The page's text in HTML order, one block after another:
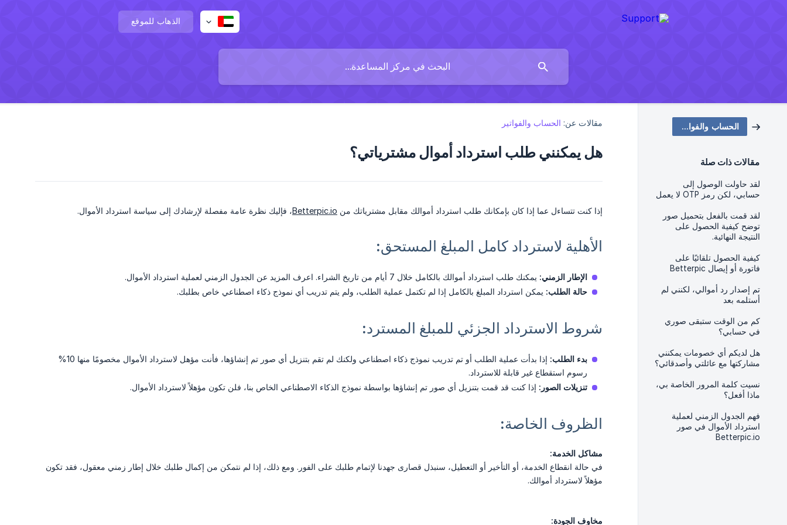
الذهاب للموقع
الحساب والفواتير
مقالات ذات صلة
لقد حاولت الوصول إلى
حسابي، لكن رمز OTP لا يعمل
لقد قمت بالفعل بتحميل صور
توضح كيفية الحصول على
النتيجة النهائية.
كيفية الحصول تلقائيًا على
فاتورة أو إيصال Betterpic
تم إصدار رد أموالي، لكنني لم
أستلمه بعد
كم من الوقت ستبقى صوري
في حسابي؟
هل لديكم أي خصومات يمكنني
مشاركتها مع عائلتي وأصدقائي؟
نسيت كلمة المرور الخاصة بي،
ماذا أفعل؟
فهم الجدول الزمني لعملية
استرداد الأموال في صور
Betterpic.io
مقالات عن: الحساب والفواتير
هل يمكنني طلب استرداد أموال مشترياتي؟
إذا كنت تتساءل عما إذا كان بإمكانك طلب استرداد أموالك مقابل مشترياتك من Betterpic.io، فإليك نظرة عامة مفصلة لإرشادك إلى سياسة استرداد الأموال.
الأهلية لاسترداد كامل المبلغ المستحق:
الإطار الزمني: يمكنك طلب استرداد أموالك بالكامل خلال 7 أيام من تاريخ الشراء. اعرف المزيد عن الجدول الزمني لعملية استرداد الأموال.
حالة الطلب: يمكن استرداد المبلغ بالكامل إذا لم تكتمل عملية الطلب، ولم يتم تدريب أي نموذج ذكاء اصطناعي خاص بطلبك.
شروط الاسترداد الجزئي للمبلغ المسترد:
بدء الطلب:
إذا بدأت عملية الطلب أو تم تدريب نموذج ذكاء اصطناعي ولكنك لم تقم بتنزيل أي صور تم إنشاؤها، فأنت مؤهل لاسترداد الأموال مخصومًا منها 10%
رسوم استقطاع غير قابلة للاسترداد.
تنزيلات الصور: إذا كنت قد قمت بتنزيل أي صور تم إنشاؤها بواسطة نموذج الذكاء الاصطناعي الخاص بنا، فلن تكون مؤهلاً لاسترداد الأموال.
الظروف الخاصة:
مشاكل الخدمة:
في حالة انقطاع الخدمة، أو التأخير أو التعطيل، سنبذل قصارى جهدنا لإتمام طلبك على الفور. ومع ذلك، إذا لم نتمكن من إكمال طلبك خلال إطار زمني معقول، فقد تكون
مؤهلاً لاسترداد أموالك.
مخاوف الجودة: